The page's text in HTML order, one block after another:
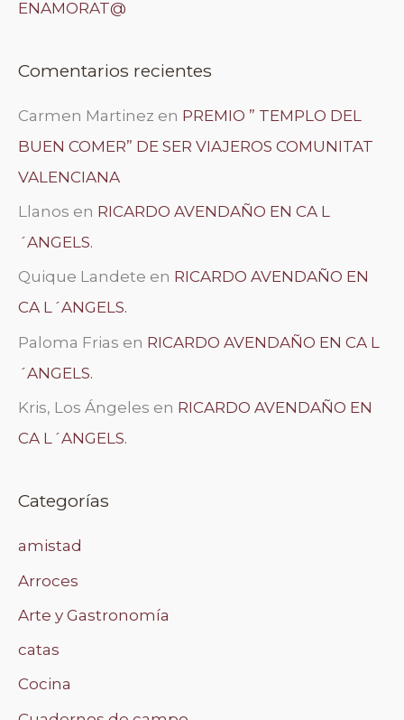
ENAMORAT@
Comentarios recientes
Carmen Martinez en PREMIO ” TEMPLO DEL
BUEN COMER” DE SER VIAJEROS COMUNITAT
VALENCIANA
Llanos en RICARDO AVENDAÑO EN CA L
´ANGELS.
Quique Landete en RICARDO AVENDAÑO EN
CA L´ANGELS.
Paloma Frias en RICARDO AVENDAÑO EN CA L
´ANGELS.
Kris, Los Ángeles en RICARDO AVENDAÑO EN
CA L´ANGELS.
Categorías
amistad
Arroces
Arte y Gastronomía
catas
Cocina